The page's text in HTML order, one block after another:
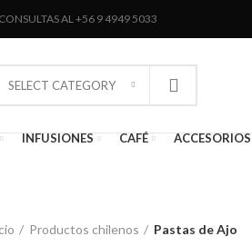
AL +56 9 4949 5033
SELECT CATEGORY
INFUSIONES CAFÉ ACCESORIOS
Productos chilenos Pastas de Ajo